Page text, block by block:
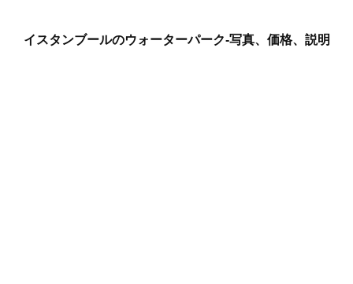
イスタンブールのウォーターパーク-写真、価格、説明